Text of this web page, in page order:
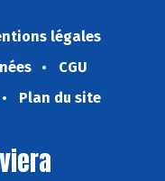
légales
CGU
Plan du site